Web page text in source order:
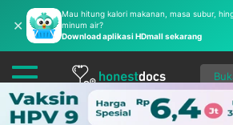
✕
Mau hitung kalori makanan, masa subur,
minum air?
Download aplikasi HDmall sekarang